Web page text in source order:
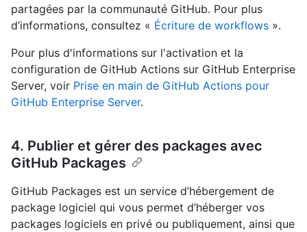
partagées par la communauté GitHub. Pour plus
d’informations, consultez « Écriture de workflows ».
Pour plus d'informations sur l'activation et la
configuration de GitHub Actions sur GitHub Enterprise
Server, voir Prise en main de GitHub Actions pour
GitHub Enterprise Server.
4. Publier et gérer des packages avec
GitHub Packages
GitHub Packages est un service d’hébergement de
package logiciel qui vous permet d’héberger vos
packages logiciels en privé ou publiquement, ainsi que